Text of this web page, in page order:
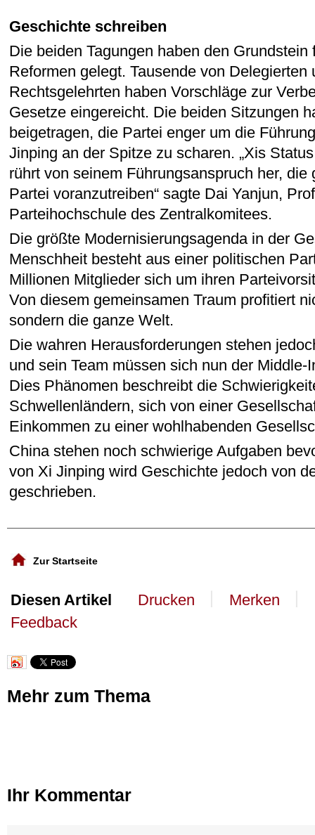
Geschichte schreiben
Die beiden Tagungen haben den Grundstein
Reformen gelegt. Tausende von Delegierten
Rechtsgelehrten haben Vorschläge zur
Gesetze eingereicht. Die beiden Sitzungen
beigetragen, die Partei enger um die
Jinping an der Spitze zu scharen. „Xis
rührt von seinem Führungsanspruch her, die
Partei voranzutreiben“ sagte Dai Yanjun,
Parteihochschule des Zentralkomitees.
Die größte Modernisierungsagenda in der
Menschheit besteht aus einer politischen
Millionen Mitglieder sich um ihren
Von diesem gemeinsamen Traum profitiert
sondern die ganze Welt.
Die wahren Herausforderungen stehen
und sein Team müssen sich nun der Middle-
Dies Phänomen beschreibt die
Schwellenländern, sich von einer
Einkommen zu einer wohlhabenden
China stehen noch schwierige Aufgaben
von Xi Jinping wird Geschichte jedoch von
geschrieben.
Zur Startseite
Diesen Artikel Drucken Merken
Feedback
Mehr zum Thema
Ihr Kommentar